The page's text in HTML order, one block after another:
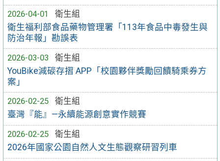
2026-04-01
衛生組
衛生福利部食品藥物管理署「113年食品中毒發生與
防治年報」勘誤表
2026-03-03
衛生組
YouBike減碳存摺 APP「校園夥伴獎勵回饋騎乘券方
案」
2026-02-25
衛生組
臺灣『能』—永續能源創意實作競賽
2026-02-25
衛生組
2026年國家公園自然人文生態觀察研習列車